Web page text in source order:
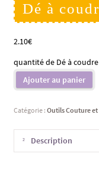
Dé à
2.10€
quantité de Dé à
Ajouter au panier
Catégorie : Outils Couture
Description